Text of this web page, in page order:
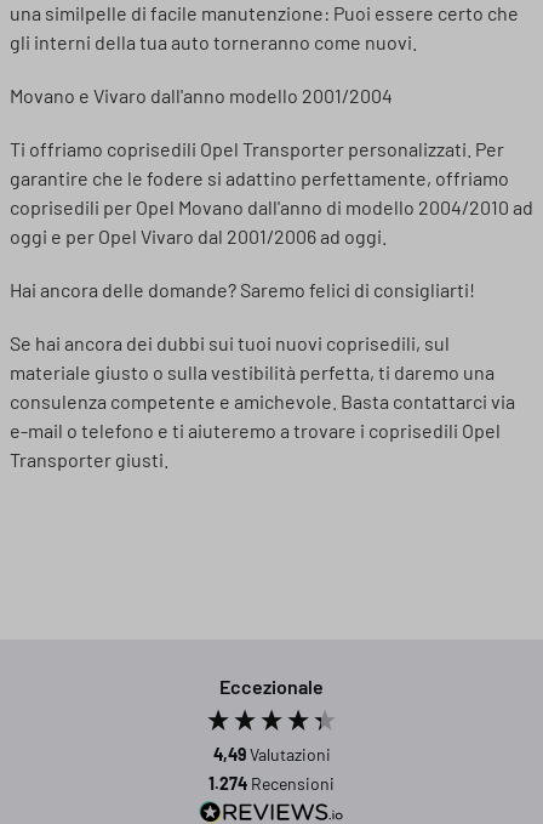
una similpelle di facile manutenzione: Puoi essere certo che
gli interni della tua auto torneranno come nuovi.
Movano e Vivaro dall'anno modello 2001/2004
Ti offriamo coprisedili Opel Transporter personalizzati. Per
garantire che le fodere si adattino perfettamente, offriamo
coprisedili per Opel Movano dall'anno di modello 2004/2010 ad
oggi e per Opel Vivaro dal 2001/2006 ad oggi.
Hai ancora delle domande? Saremo felici di consigliarti!
Se hai ancora dei dubbi sui tuoi nuovi coprisedili, sul
materiale giusto o sulla vestibilità perfetta, ti daremo una
consulenza competente e amichevole. Basta contattarci via
e-mail o telefono e ti aiuteremo a trovare i coprisedili Opel
Transporter giusti.
Eccezionale
4,49Valutazioni
1.274 Recensioni